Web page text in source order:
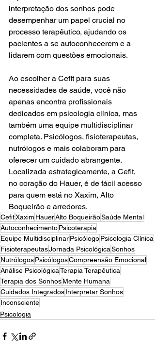
interpretação dos sonhos pode
desempenhar um papel crucial no
processo terapêutico, ajudando os
pacientes a se autoconhecerem e a
lidarem com questões emocionais.
Ao escolher a Cefit para suas
necessidades de saúde, você não
apenas encontra profissionais
dedicados em psicologia clínica, mas
também uma equipe multidisciplinar
completa. Psicólogos, fisioterapeutas,
nutrólogos e mais colaboram para
oferecer um cuidado abrangente.
Localizada estrategicamente, a Cefit,
no coração do Hauer, é de fácil acesso
para quem está no Xaxim, Alto
Boqueirão e arredores.
CefitXaxim HauerAlto BoqueirãoSaúde Mental
AutoconhecimentoPsicoterapia
Equipe MultidisciplinarPsicólogoPsicologia Clínica
FisioterapeutasJornada PsicológicaSonhos
NutrólogosPsicólogosCompreensão Emocional
Análise PsicológicaTerapia Terapêutica
Terapia dos SonhosMente Humana
Cuidados IntegradosInterpretar Sonhos
Inconsciente
Psicologia